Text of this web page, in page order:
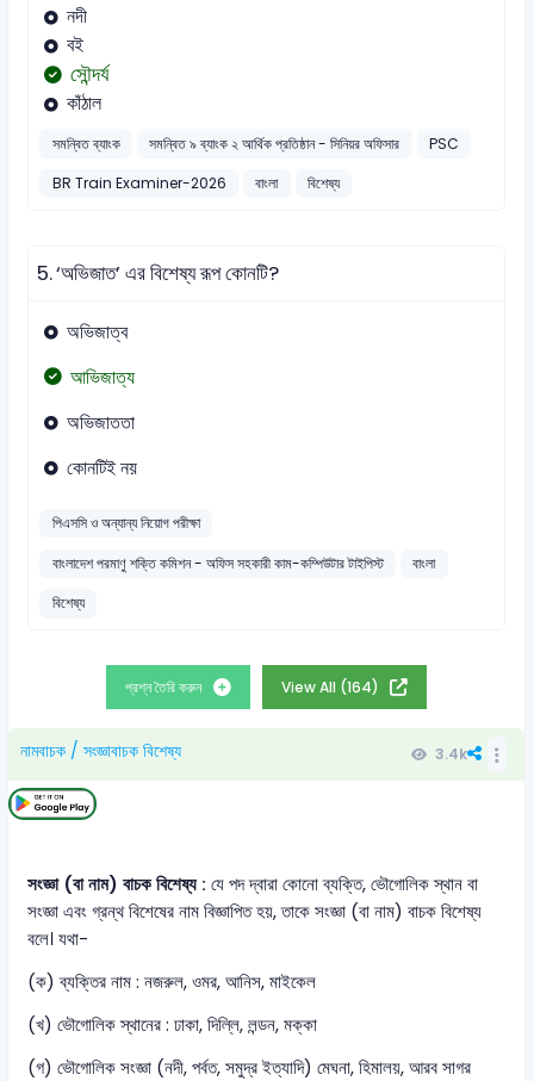
নদী
বই
সৌন্দর্য
কাঁঠাল
সমন্বিত ব্যাংক সমন্বিত ৯ ব্যাংক ২ আর্থিক প্রতিষ্ঠান - সিনিয়র অফিসার
PSC
BR Train Examiner-2026
বাংলা বিশেষ্য
5.‘অভিজাত’ এর বিশেষ্য রূপ কোনটি?
অভিজাত্ব
আভিজাত্য
অভিজাততা
কোনটিই নয়
পিএসসি ও অন্যান্য নিয়োগ পরীক্ষা
বাংলাদেশ পরমাণু শক্তি কমিশন - অফিস সহকারী কাম-কম্পিউটার টাইপিস্ট
বাংলা
বিশেষ্য
প্রশ্ন তৈরি করুন View All (164)
নামবাচক / সংজ্ঞাবাচক বিশেষ্য 3.4k
সংজ্ঞা (বা নাম) বাচক বিশেষ্য :যে পদ দ্বারা কোনো ব্যক্তি, ভৌগোলিক স্থান বা
সংজ্ঞা এবং গ্রন্থ বিশেষের নাম বিজ্ঞাপিত হয়, তাকে সংজ্ঞা (বা নাম) বাচক বিশেষ্য
বলে। যথা-
(ক) ব্যক্তির নাম : নজরুল, ওমর, আনিস, মাইকেল
(খ) ভৌগোলিক স্থানের : ঢাকা, দিল্লি, লন্ডন, মক্কা
(গ) ভৌগোলিক সংজ্ঞা (নদী, পর্বত, সমুদ্র ইত্যাদি) মেঘনা, হিমালয়, আরব সাগর